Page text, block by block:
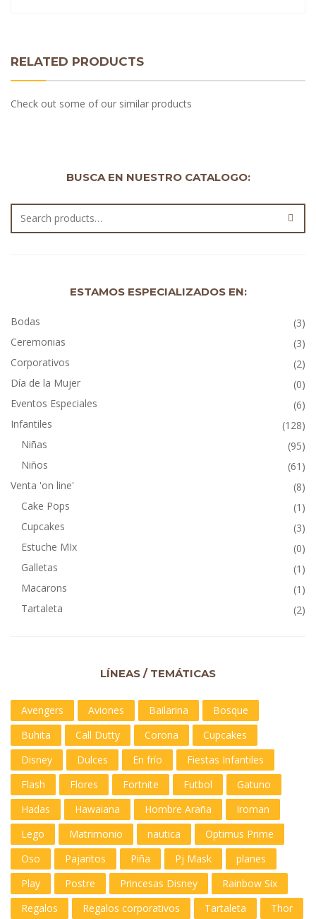
RELATED PRODUCTS
Check out some of our similar products
BUSCA EN NUESTRO CATALOGO:
ESTAMOS ESPECIALIZADOS EN:
Bodas
(3)
Ceremonias
(3)
Corporativos
(2)
Día de la Mujer
(0)
Eventos Especiales
(6)
Infantiles
(128)
Niñas
(95)
Niños
(61)
Venta 'on line'
(8)
Cake Pops
(1)
Cupcakes
(3)
Estuche MIx
(0)
Galletas
(1)
Macarons
(1)
Tartaleta
(2)
LÍNEAS / TEMÁTICAS
Avengers Aviones Bailarina
Bosque
Buhita
Call Dutty Corona
Cupcakes
Disney
Dulces En frío
Fiestas Infantiles
Flash
Flores Fortnite Futbol
Gatuno
Hadas
Hawaiana Hombre Araña
Iroman
Lego
Matrimonio nautica
Optimus Prime
Oso
Pajaritos Piña Pj Mask
planes
Play
Postre Princesas Disney
Rainbow Six
Regalos
Regalos corporativos Tartaleta
Thor